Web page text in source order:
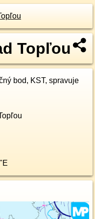
Topľou
bod, KST, spravuje